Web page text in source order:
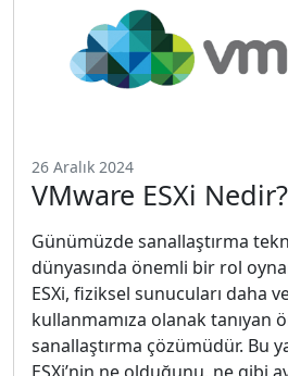
26 Aralık 2024
VMware ESXi Nedir?
Günümüzde sanallaştırma
dünyasında önemli bir rol
ESXi, fiziksel sunucuları daha
kullanmamıza olanak tanıyan
sanallaştırma çözümüdür. Bu